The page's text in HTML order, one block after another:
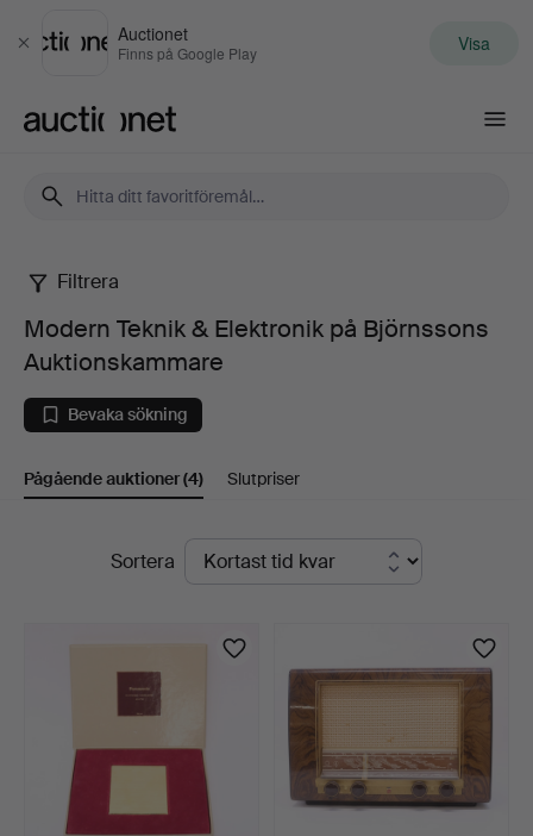
Stäng
Auctionet
Finns på Google Play Visa
Modern
Teknik
&
Elektronik
Björnssons
Auktionskammare
Filtrera
Modern Teknik & Elektronik på Björnssons
Auktionskammare
Bevaka sökning
Pågående auktioner(4) Slutpriser
PågåendeSortera